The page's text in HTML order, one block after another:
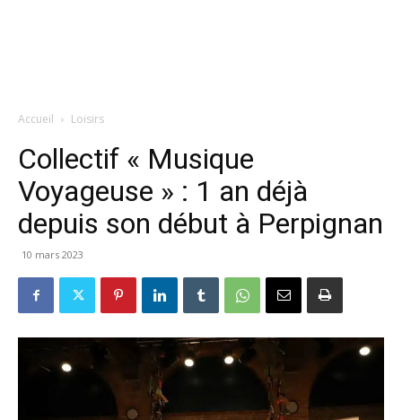
Accueil Loisirs
Collectif « Musique
Voyageuse » : 1 an déjà
depuis son début à Perpignan
10 mars 2023